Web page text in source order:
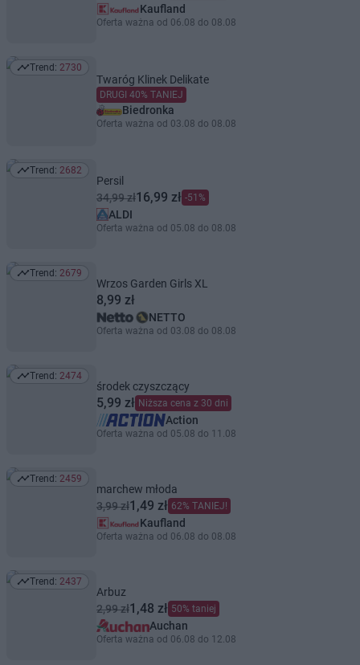
Kaufland
Oferta ważna od 06.08 do 08.08
Trend: 2730
Trend: 2730
Twaróg Klinek Delikate
DRUGI 40% TANIEJ
Biedronka
Oferta ważna od 03.08 do 08.08
Trend: 2682
Trend: 2682
Persil
34,99 zł16,99 zł -51%
ALDI
Oferta ważna od 05.08 do 08.08
Trend: 2679
Trend: 2679
Wrzos Garden Girls XL
8,99 zł
NETTO
Oferta ważna od 03.08 do 08.08
Trend: 2474
Trend: 2474
środek czyszczący
5,99 zł Niższa cena z 30 dni
Action
Oferta ważna od 05.08 do 11.08
Trend: 2459
Trend: 2459
marchew młoda
3,99 zł1,49 zł 62% TANIEJ!
Kaufland
Oferta ważna od 06.08 do 08.08
Trend: 2437
Trend: 2437
Arbuz
2,99 zł1,48 zł 50% taniej
Auchan
Oferta ważna od 06.08 do 12.08